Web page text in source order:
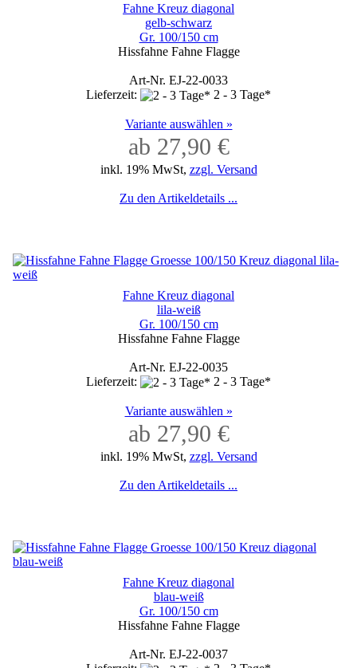
Fahne Kreuz diagonal
gelb-schwarz
Gr. 100/150 cm
Hissfahne Fahne Flagge
Art-Nr. EJ-22-0033
Lieferzeit:
2 - 3 Tage*
Variante auswählen »
ab 27,90 €
inkl. 19% MwSt, zzgl. Versand
Zu den Artikeldetails ...
Fahne Kreuz diagonal
lila-weiß
Gr. 100/150 cm
Hissfahne Fahne Flagge
Art-Nr. EJ-22-0035
Lieferzeit:
2 - 3 Tage*
Variante auswählen »
ab 27,90 €
inkl. 19% MwSt, zzgl. Versand
Zu den Artikeldetails ...
Fahne Kreuz diagonal
blau-weiß
Gr. 100/150 cm
Hissfahne Fahne Flagge
Art-Nr. EJ-22-0037